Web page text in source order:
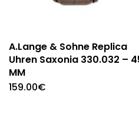
A.Lange & Sohne Replica
Uhren Saxonia 330.032 –
MM
159.00€